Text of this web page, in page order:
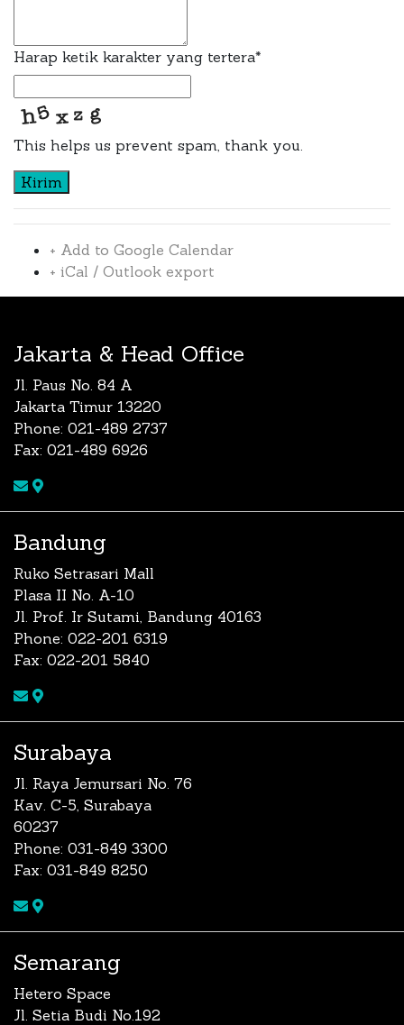
Harap ketik karakter yang tertera*
This helps us prevent spam, thank you.
Kirim
+ Add to Google Calendar
+ iCal / Outlook export
Jakarta & Head Office
Jl. Paus No. 84 A
Jakarta Timur 13220
Phone: 021-489 2737
Fax: 021-489 6926
Bandung
Ruko Setrasari Mall
Plasa II No. A-10
Jl. Prof. Ir Sutami, Bandung 40163
Phone: 022-201 6319
Fax: 022-201 5840
Surabaya
Jl. Raya Jemursari No. 76
Kav. C-5, Surabaya
60237
Phone: 031-849 3300
Fax: 031-849 8250
Semarang
Hetero Space
Jl. Setia Budi No.192